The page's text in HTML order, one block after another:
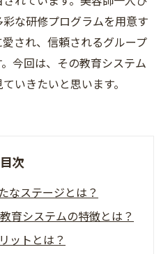
な研修プログラムを用意す
され、信頼されるグループ
今回は、その教育システム
いきたいと思います。
目次
なステージとは？
育システムの特徴とは？
ットとは？